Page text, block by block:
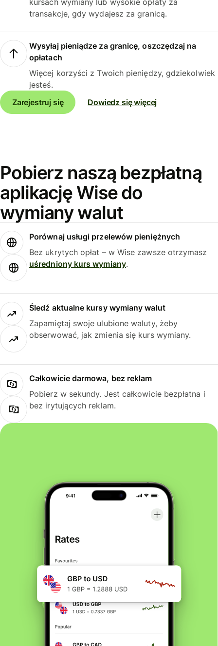
kursach wymiany lub wysokie opłaty za
transakcje, gdy wydajesz za granicą.
Wysyłaj pieniądze za granicę, oszczędzaj na
opłatach
Więcej korzyści z Twoich pieniędzy, gdziekolwiek
jesteś.
Zarejestruj się
Dowiedz się więcej
Pobierz naszą bezpłatną
aplikację Wise do
wymiany walut
Porównaj usługi przelewów pieniężnych
Bez ukrytych opłat – w Wise zawsze otrzymasz
uśredniony kurs wymiany.
Śledź aktualne kursy wymiany walut
Zapamiętaj swoje ulubione waluty, żeby
obserwować, jak zmienia się kurs wymiany.
Całkowicie darmowa, bez reklam
Pobierz w sekundy. Jest całkowicie bezpłatna i
bez irytujących reklam.